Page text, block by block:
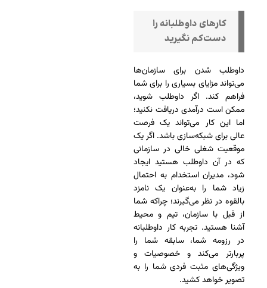
کارهای داوطلبانه را
دست‌کم نگیرید
داوطلب شدن برای سازمان‌ها
می‌تواند مزایای بسیاری را برای شما
فراهم کند. اگر داوطلب شوید،
ممکن است درآمدی دریافت نکنید؛
اما این کار می‌تواند یک فرصت
عالی برای شبکه‌سازی باشد. اگر یک
موقعیت شغلی خالی در سازمانی
که در آن داوطلب هستید ایجاد
شود، مدیران استخدام به احتمال
زیاد شما را به‌عنوان یک نامزد
بالقوه در نظر می‌گیرند؛ چراکه شما
از قبل با سازمان، تیم و محیط
آشنا هستید. تجربه کار داوطلبانه
در رزومه شما، سابقه شما را
پربارتر می‌کند و خصوصیات و
ویژگی‌های مثبت فردی شما را به
تصویر خواهد کشید.